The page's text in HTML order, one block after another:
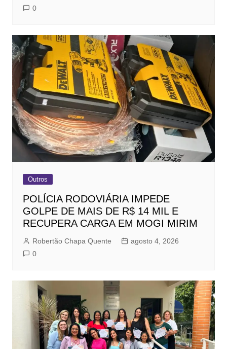
0
Outros
POLÍCIA RODOVIÁRIA IMPEDE
GOLPE DE MAIS DE R$ 14 MIL E
RECUPERA CARGA EM MOGI MIRIM
Robertão Chapa Quente
agosto 4, 2026
0